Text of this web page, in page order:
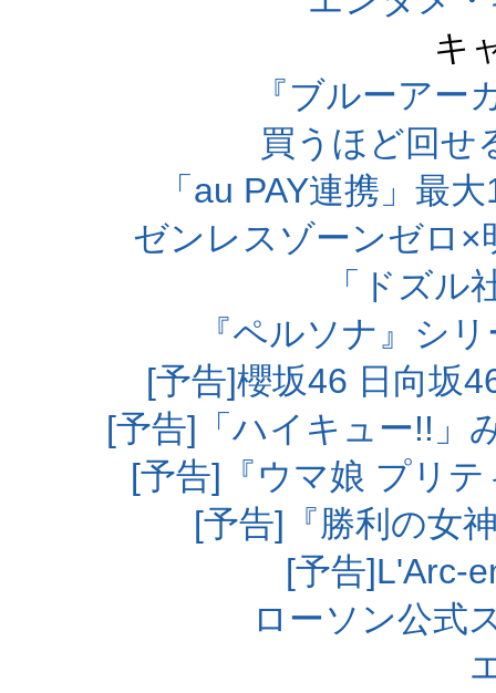
キ
『ブルーアー
買うほど回せ
「au PAY連携」最
ゼンレスゾーンゼロ
「ドズル
『ペルソナ』シ
[予告]櫻坂46 日向坂
[予告]「ハイキュー!!」
[予告]『ウマ娘 プリ
[予告]『勝利の女
[予告]L'Arc-
ローソン公式